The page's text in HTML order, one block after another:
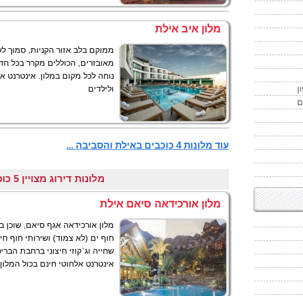
מלון איב אילת
מאובזרים, הכוללים מקרר בכל
נוחה לכל מקום במלון. אינטרנט
ולילדים
עוד מלונות 4 כוכבים באילת והסביבה ...
מלונות דירוג מצויין 5 כוכבים באילת והסביבה
מלון אורכידאה סיאם אילת
מלון אורכידאה אגף סיאם,
חוף ים (לא צמוד) ושירותי חוף
שחייה וג`קוזי חיצוני ברחבת
אינטרנט אלחוטי חינם בכול המלון.